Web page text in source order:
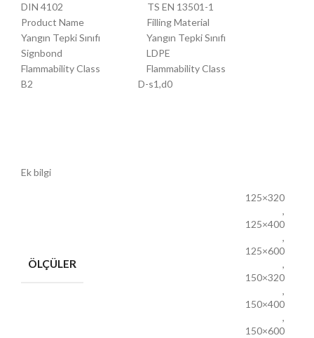
DIN 4102 TS EN 13501-1
Product Name Filling Material
Yangın Tepki Sınıfı Yangın Tepki Sınıfı
Signbond LDPE
Flammability Class Flammability Class
B2 D-s1,d0
Ek bilgi
ÖLÇÜLER
125×320
,
125×400
,
125×600
,
150×320
,
150×400
,
150×600